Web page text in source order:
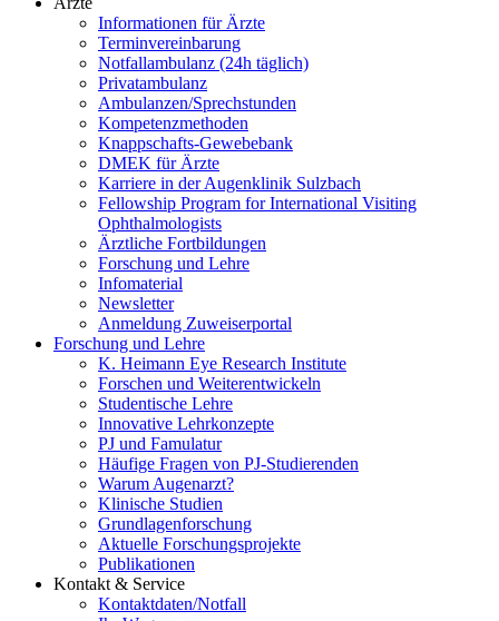
Informationen für Ärzte
Terminvereinbarung
Notfallambulanz (24h täglich)
Privatambulanz
Ambulanzen/Sprechstunden
Kompetenzmethoden
Knappschafts-Gewebebank
DMEK für Ärzte
Karriere in der Augenklinik Sulzbach
Fellowship Program for International Visiting
Ophthalmologists
Ärztliche Fortbildungen
Forschung und Lehre
Infomaterial
Newsletter
Anmeldung Zuweiserportal
Forschung und Lehre
K. Heimann Eye Research Institute
Forschen und Weiterentwickeln
Studentische Lehre
Innovative Lehrkonzepte
PJ und Famulatur
Häufige Fragen von PJ-Studierenden
Warum Augenarzt?
Klinische Studien
Grundlagenforschung
Aktuelle Forschungsprojekte
Publikationen
Kontakt & Service
Kontaktdaten/Notfall